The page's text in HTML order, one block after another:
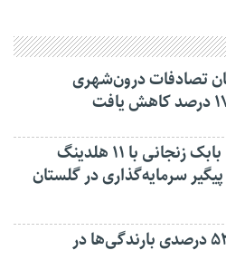
تصادفات درون‌شهری
استاندار: بابک زنجانی با ۱۱ هلدینگ
سرمایه‌گذاری در گلستان
افزایش ۵۳ درصدی بارندگی‌ها در